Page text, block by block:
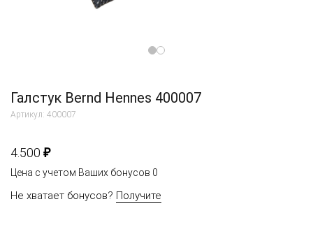
Галстук Bernd Hennes 400007
Артикул: 400007
4.500 ₽
Цена с учетом Ваших бонусов 0
Не хватает бонусов? Получите